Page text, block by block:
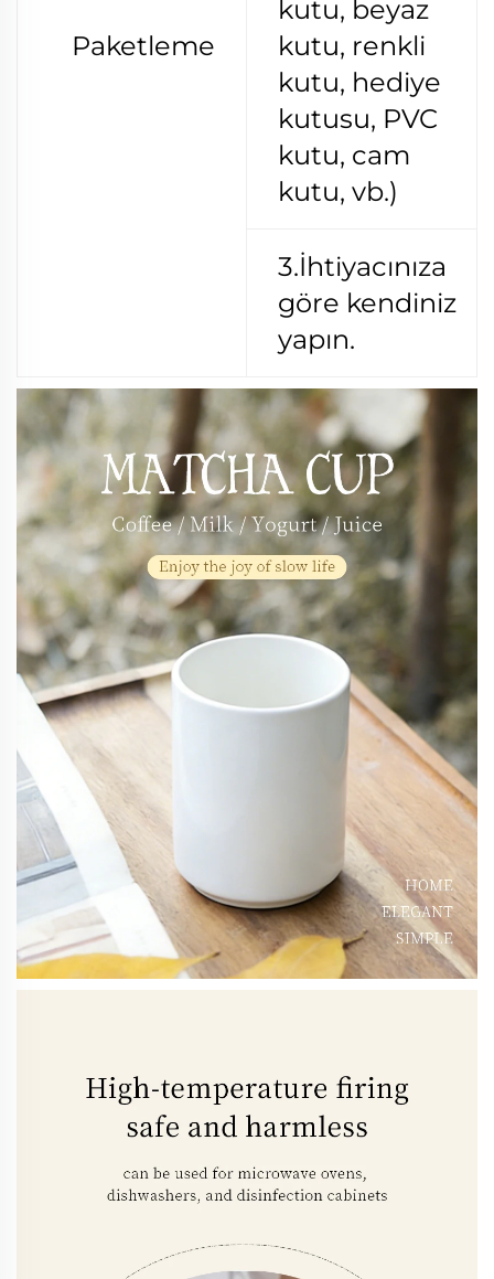
Paketleme
kutu, beyaz
kutu, renkli
kutu, hediye
kutusu, PVC
kutu, cam
kutu, vb.)
3.İhtiyacınıza
göre kendiniz
yapın.